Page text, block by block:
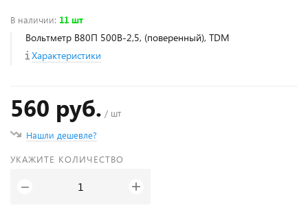
В наличии: 11 шт
Вольтметр В80П 500В-2,5, (поверенный), TDM
Характеристики
560 руб. / шт
Нашли дешевле?
УКАЖИТЕ КОЛИЧЕСТВО
− +